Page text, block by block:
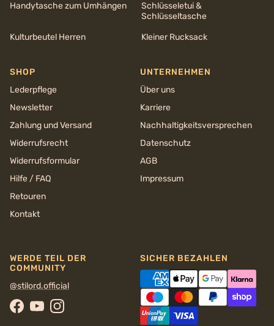
Handytasche zum Umhängen
Schlüsseletui &
Schlüsseltasche
Kulturbeutel Herren
Kleiner Rucksack
SHOP
Lederpflege
Newsletter
Zahlung und Versand
Widerrufsrecht
Widerrufsformular
Hilfe / FAQ
Retouren
Kontakt
UNTERNEHMEN
Über uns
Karriere
Nachhaltigkeits­versprechen
Datenschutz
AGB
Impressum
WERDE TEIL DER
COMMUNITY
@stilord.official
Facebook
YouTubeInstagram
SICHER BEZAHLEN